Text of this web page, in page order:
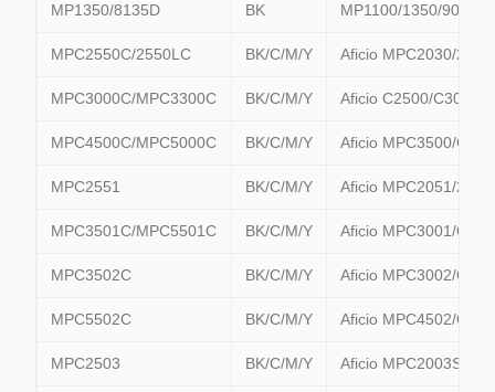
MP1350/8135D BK MP1100/1350/9000
MPC2550C/2550LC BK/C/M/Y Aficio MPC2030/
MPC3000C/MPC3300C BK/C/M/Y Aficio C2500/C3000/
MPC4500C/MPC5000C BK/C/M/Y Aficio MPC3500/
MPC2551 BK/C/M/Y Aficio MPC2051/2551
MPC3501C/MPC5501C BK/C/M/Y Aficio MPC3001/
MPC3502C BK/C/M/Y Aficio MPC3002/
MPC5502C BK/C/M/Y Aficio MPC4502/
MPC2503 BK/C/M/Y Aficio MPC2003SP